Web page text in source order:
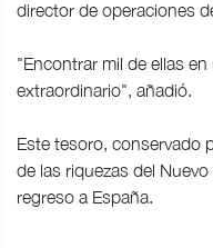
director de operaciones
"Encontrar mil de ellas
extraordinario", añadió.
Este tesoro, conservado
de las riquezas del
regreso a España.